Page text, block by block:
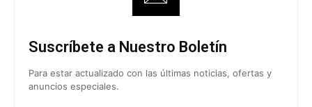
Suscríbete a Nuestro Boletín
Para estar actualizado con las últimas noticias, ofertas y
anuncios especiales.